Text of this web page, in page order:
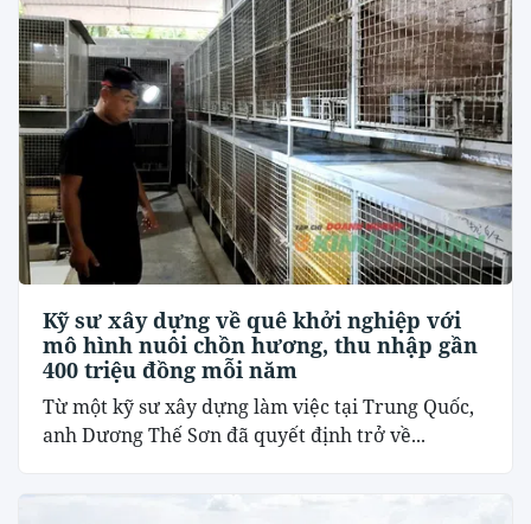
Kỹ sư xây dựng về quê khởi nghiệp với
mô hình nuôi chồn hương, thu nhập gần
400 triệu đồng mỗi năm
Từ một kỹ sư xây dựng làm việc tại Trung Quốc,
anh Dương Thế Sơn đã quyết định trở về...